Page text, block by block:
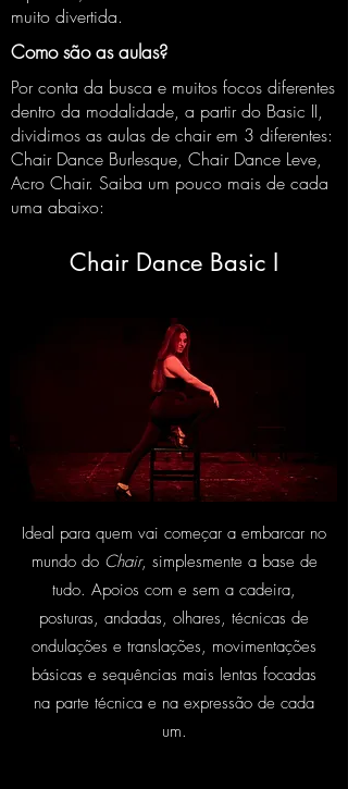
muito divertida.
Como são as aulas?
Por conta da busca e muitos focos diferentes
dentro da modalidade, a partir do Basic II,
dividimos as aulas de chair em 3 diferentes:
Chair Dance Burlesque, Chair Dance Leve,
Acro Chair. Saiba um pouco mais de cada
uma abaixo:
Chair Dance Basic I
Ideal para quem vai começar a embarcar no
mundo do Chair, simplesmente a base de
tudo. Apoios com e sem a cadeira,
posturas, andadas, olhares, técnicas de
ondulações e translações, movimentações
básicas e sequências mais lentas focadas
na parte técnica e na expressão de cada
um.